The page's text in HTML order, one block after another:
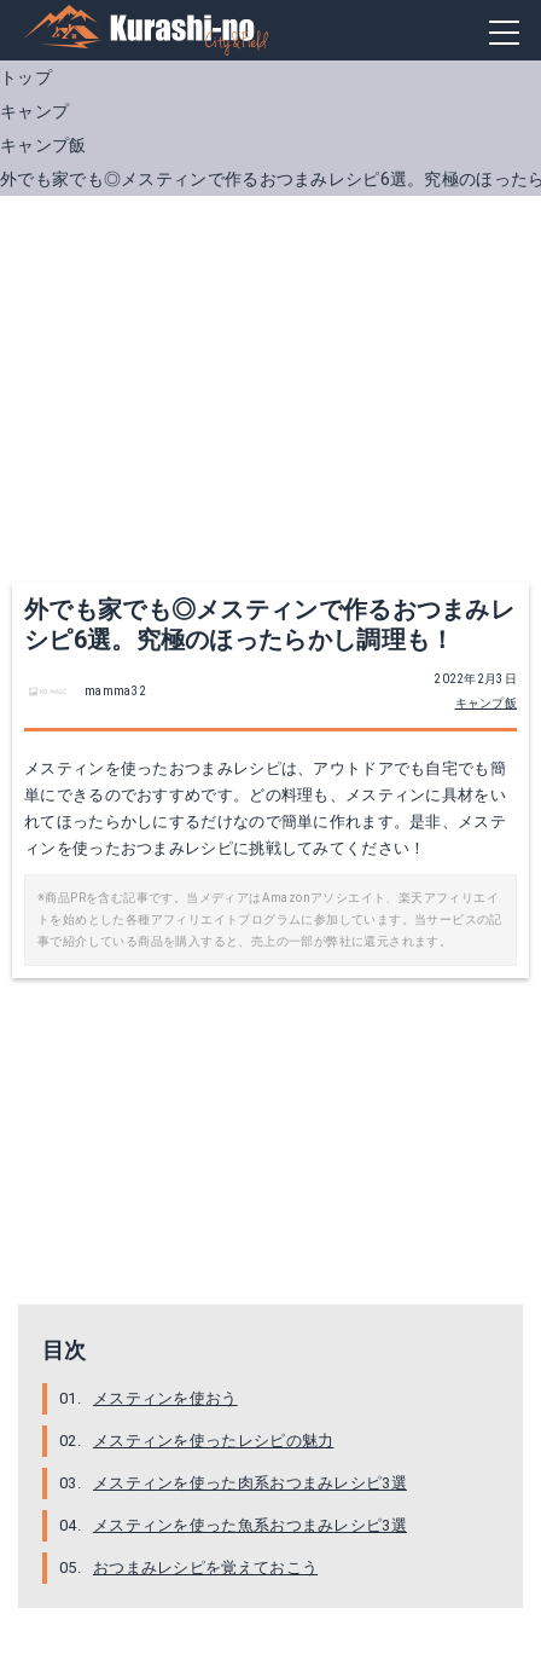
トップ
キャンプ
キャンプ飯
外でも家でも◎メスティンで作るおつまみレシピ6選。究極のほった
外でも家でも◎メスティンで作るおつまみレ
シピ6選。究極のほったらかし調理も！
2022年2月3日
キャンプ飯
mamma32
メスティンを使ったおつまみレシピは、アウトドアでも自宅でも簡
単にできるのでおすすめです。どの料理も、メスティンに具材をい
れてほったらかしにするだけなので簡単に作れます。是非、メステ
ィンを使ったおつまみレシピに挑戦してみてください！
※商品PRを含む記事です。当メディアはAmazonアソシエイト、楽天アフィリエイ
トを始めとした各種アフィリエイトプログラムに参加しています。当サービスの記
事で紹介している商品を購入すると、売上の一部が弊社に還元されます。
目次
メスティンを使おう
メスティンを使ったレシピの魅力
メスティンを使った肉系おつまみレシピ3選
メスティンを使った魚系おつまみレシピ3選
おつまみレシピを覚えておこう